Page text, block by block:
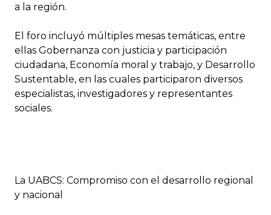
a la región.
El foro incluyó múltiples mesas temáticas, entre
ellas Gobernanza con justicia y participación
ciudadana, Economía moral y trabajo, y Desarrollo
Sustentable, en las cuales participaron diversos
especialistas, investigadores y representantes
sociales.
La UABCS: Compromiso con el desarrollo regional
y nacional